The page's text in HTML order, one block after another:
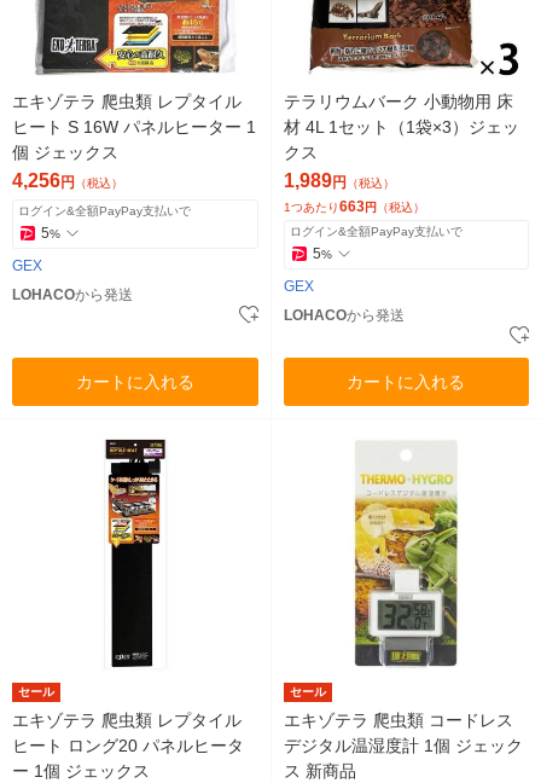
エキゾテラ 爬虫類 レプタイル
ヒート S 16W パネルヒーター 1
個 ジェックス
4,256円 （税込）
ログイン&全額PayPay支払いで
5%
GEX
LOHACOから発送
カートに入れる
テラリウムバーク 小動物用 床
材 4L 1セット（1袋×3）ジェッ
クス
1,989円 （税込）
1つあたり663円 （税込）
ログイン&全額PayPay支払いで
5%
GEX
LOHACOから発送
カートに入れる
セール
エキゾテラ 爬虫類 レプタイル
ヒート ロング20 パネルヒータ
ー 1個 ジェックス
セール
エキゾテラ 爬虫類 コードレス
デジタル温湿度計 1個 ジェック
ス 新商品